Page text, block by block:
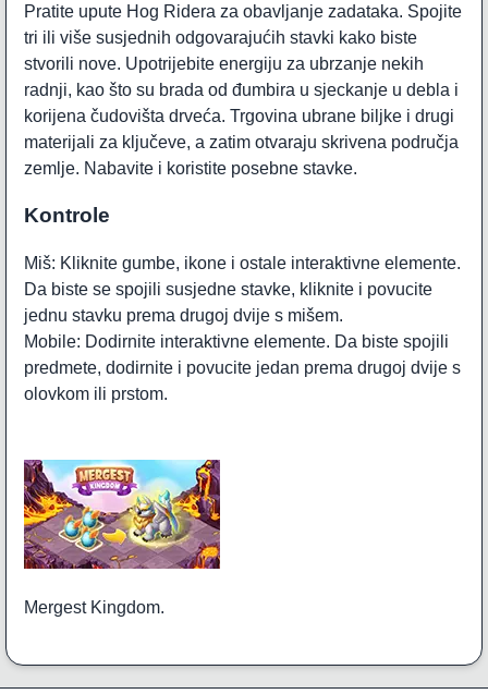
Pratite upute Hog Ridera za obavljanje zadataka. Spojite
tri ili više susjednih odgovarajućih stavki kako biste
stvorili nove. Upotrijebite energiju za ubrzanje nekih
radnji, kao što su brada od đumbira u sjeckanje u debla i
korijena čudovišta drveća. Trgovina ubrane biljke i drugi
materijali za ključeve, a zatim otvaraju skrivena područja
zemlje. Nabavite i koristite posebne stavke.
Kontrole
Miš: Kliknite gumbe, ikone i ostale interaktivne elemente.
Da biste se spojili susjedne stavke, kliknite i povucite
jednu stavku prema drugoj dvije s mišem.
Mobile: Dodirnite interaktivne elemente. Da biste spojili
predmete, dodirnite i povucite jedan prema drugoj dvije s
olovkom ili prstom.
Mergest Kingdom.